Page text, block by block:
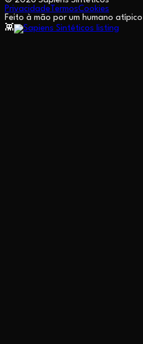
Privacidade TermosCookies
Feito à mão por um humano
👾